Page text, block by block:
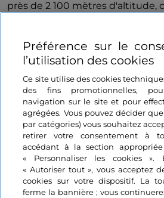
près de 2 100 mètres d'altitude,
Brentaà partir de la gare du
parcours traverse quelques
entreprendre une longue
jusqu'au sommet dumont
tronçon escarpé en montée
spectacle unique des
sommets, l'un après l'autre,
Une fois atteint Malga Tassula,
poursuit rapidement, à travers
dans certains tronçons dans la
parcours.
Préférence sur le
l’utilisation des cookies
Ce site utilise des cookies
des fins promotionnelles,
navigation sur le site et pour
agrégées. Vous pouvez décider
par catégories) vous souhaitez
retirer votre consentement à
accédant à la section
« Personnaliser les cookies ».
« Autoriser tout », vous acceptez
cookies sur votre dispositif. La
ferme la bannière ; vous